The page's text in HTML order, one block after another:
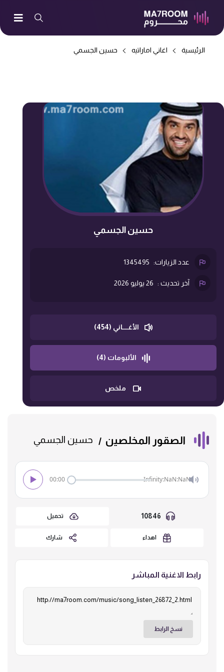
الرئيسية اغاني اماراتيه حسين الجسمي
حسين الجسمي
عدد الزيارات: 1345495
آخر تحديث : 26 يوليو 2026
الأغــــاني (454)
الألبومات (4)
ملخص
الصقور المخلصين حسين الجسمي
00:00 Infinity:NaN:NaN
تحميل
اهداء شارك
رابط الاغنية المباشر
نسخ الرابط